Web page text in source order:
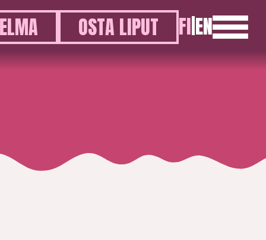
OSTA LIPUT FI|EN